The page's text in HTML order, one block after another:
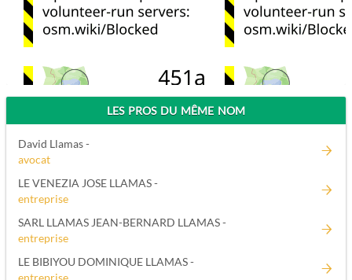
LES PROS DU MÊME NOM
David Llamas -
avocat
LE VENEZIA JOSE LLAMAS -
entreprise
SARL LLAMAS JEAN-BERNARD LLAMAS -
entreprise
LE BIBIYOU DOMINIQUE LLAMAS -